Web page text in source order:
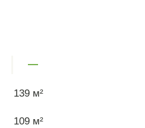
139 м²
109 м²